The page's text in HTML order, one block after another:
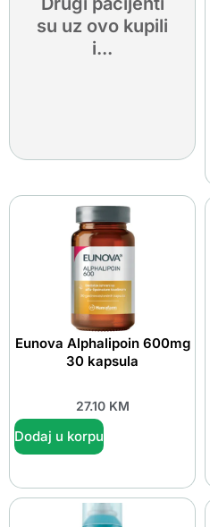
su uz ovo kupili
i...
Eunova Alphalipoin 600mg
30 kapsula
27.10 KM
Dodaj u korpu